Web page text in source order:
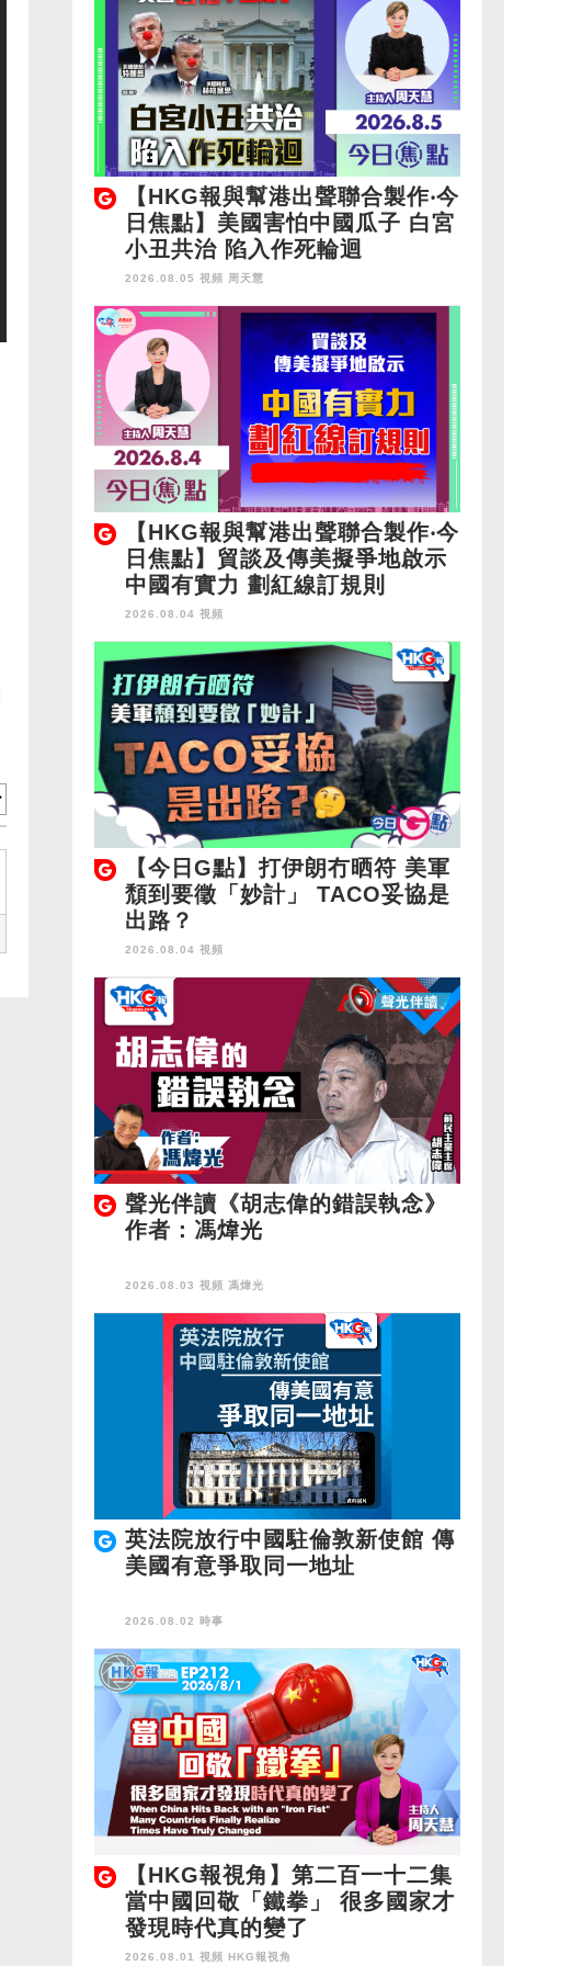
【HKG報與幫港出聲聯合製作‧今
日焦點】美國害怕中國瓜子 白宮
小丑共治 陷入作死輪迴
2026.08.05 視頻 周天慧
【HKG報與幫港出聲聯合製作‧今
日焦點】貿談及傳美擬爭地啟示
中國有實力 劃紅線訂規則
2026.08.04 視頻
【今日G點】打伊朗冇晒符 美軍
頹到要徵「妙計」 TACO妥協是
出路？
2026.08.04 視頻
聲光伴讀《胡志偉的錯誤執念》
作者：馮煒光
2026.08.03 視頻 馮煒光
英法院放行中國駐倫敦新使館 傳
美國有意爭取同一地址
2026.08.02 時事
【HKG報視角】第二百一十二集
當中國回敬「鐵拳」 很多國家才
發現時代真的變了
2026.08.01 視頻 HKG報視角